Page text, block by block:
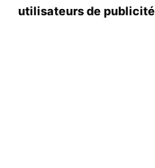
utilisateurs de